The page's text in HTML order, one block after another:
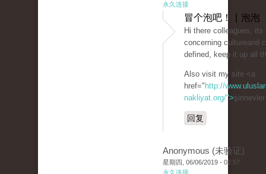
永久连接
冒个泡吧！ | 泡泡
Hi there colleagues,
concerning cultureand
defined, keep it up all
Also visit my site <a
href=" http://
nakliyat.org/">
回复
Anonymous (未验证)
星期四, 06/06/2019 - 02:57
永久连接